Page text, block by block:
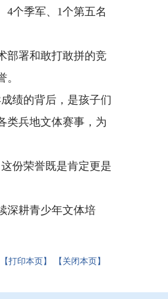
4个季军、1个第五名
部署和敢打敢拼的竞
绩的背后，是孩子们
类兵地文体赛事，为
份荣誉既是肯定更是
深耕青少年文体培
【打印本页】 【关闭本页】